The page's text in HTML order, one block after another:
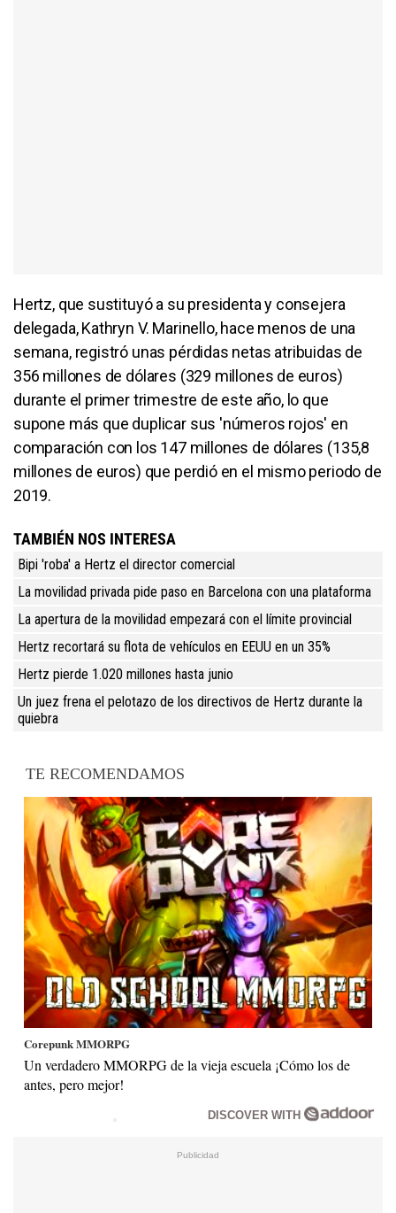
Hertz, que sustituyó a su presidenta y consejera
delegada, Kathryn V. Marinello, hace menos de una
semana, registró unas pérdidas netas atribuidas de
356 millones de dólares (329 millones de euros)
durante el primer trimestre de este año, lo que
supone más que duplicar sus 'números rojos' en
comparación con los 147 millones de dólares (135,8
millones de euros) que perdió en el mismo periodo de
2019.
TAMBIÉN NOS INTERESA
Bipi 'roba' a Hertz el director comercial
La movilidad privada pide paso en Barcelona con una plataforma
La apertura de la movilidad empezará con el límite provincial
Hertz recortará su flota de vehículos en EEUU en un 35%
Hertz pierde 1.020 millones hasta junio
Un juez frena el pelotazo de los directivos de Hertz durante la
quiebra
TE RECOMENDAMOS
Corepunk MMORPG
Un verdadero MMORPG de la vieja escuela ¡Cómo los de
antes, pero mejor!
DISCOVER WITH